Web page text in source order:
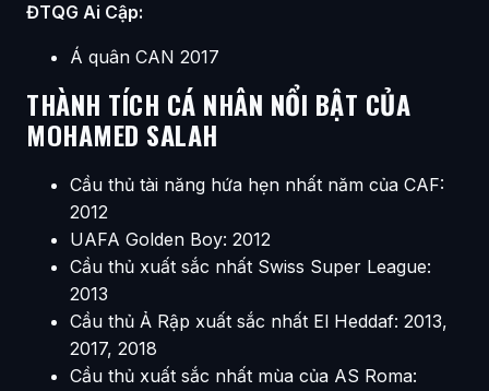
ĐTQG Ai Cập:
Á quân CAN 2017
THÀNH TÍCH CÁ NHÂN NỔI BẬT CỦA
MOHAMED SALAH
Cầu thủ tài năng hứa hẹn nhất năm của CAF:
2012
UAFA Golden Boy: 2012
Cầu thủ xuất sắc nhất Swiss Super League:
2013
Cầu thủ Ả Rập xuất sắc nhất El Heddaf: 2013,
2017, 2018
Cầu thủ xuất sắc nhất mùa của AS Roma: